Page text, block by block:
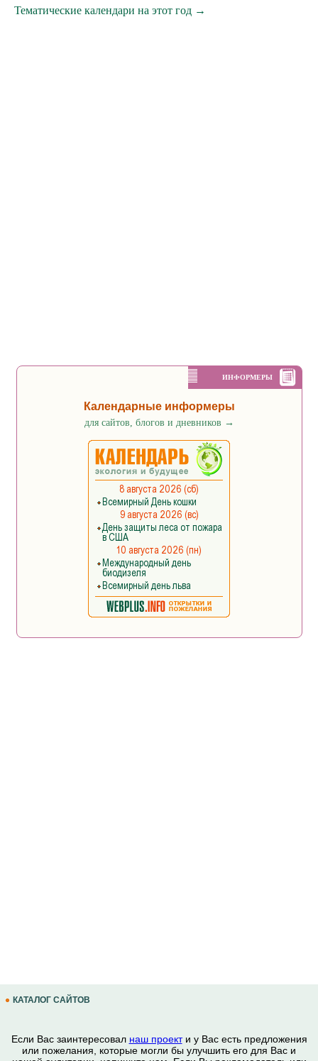
Тематические календари на этот год →
ИНФОРМЕРЫ
Календарные информеры
для сайтов, блогов и дневников →
КАТАЛОГ САЙТОВ
Если Вас заинтересовал наш проекти у Вас есть предложения
или пожелания, которые могли бы улучшить его для Вас и